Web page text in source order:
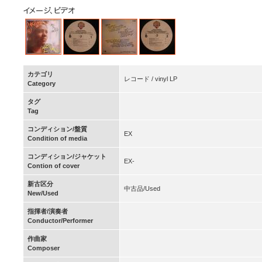
カテゴリ
Category
レコード / vinyl LP
タグ
Tag
コンディション/盤質
Condition of media
EX
コンディション/ジャケット
Contion of cover
EX-
新古区分
New/Used
中古品/Used
指揮者/演奏者
Conductor/Performer
作曲家
Composer